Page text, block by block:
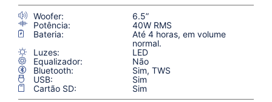
Woofer:
6.5”
Potência:
40W RMS
Bateria:
Até 4 horas, em volume
normal.
Luzes:
LED
Equalizador:
Não
Bluetooth:
Sim, TWS
USB:
Sim
Cartão SD:
Sim